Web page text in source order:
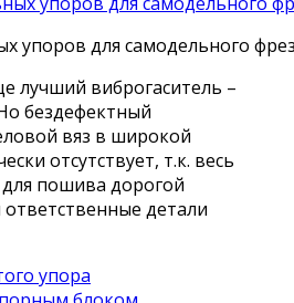
упоров для самодельного
лучший виброгаситель –
бездефектный
вяз в широкой
отсутствует, т.к. весь
пошива дорогой
детали